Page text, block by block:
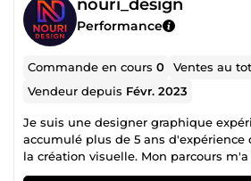
nouri_design
Performance
Commande en cours0 Ventes au
Vendeur depuis Févr. 2023
Je suis une designer graphique
accumulé plus de 5 ans d'expérience
la création visuelle. Mon parcours
avec de nombreuses entreprises et